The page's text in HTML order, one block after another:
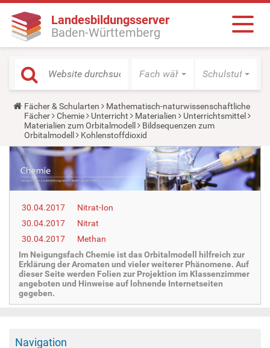
Landesbildungsserver
Baden-Württemberg
Fach wählen Schulstufe
Y
o
u
a
r
e
h
e
r
e
Fächer & Schularten
Mathematisch-naturwissenschaftliche
Fächer
Chemie Unterricht Materialien
Unterrichtsmittel
Materialien zum Orbitalmodell
Bildsequenzen zum
Orbitalmodell
Kohlenstoffdioxid
30.04.2017
Nitrat-Ion
30.04.2017
Nitrat
30.04.2017
Methan
Im Neigungsfach Chemie ist das Orbitalmodell hilfreich zur
Erklärung der Aromaten und vieler weiterer Phänomene. Auf
dieser Seite werden Folien zur Projektion im Klassenzimmer
angeboten und Hinweise auf lohnende Internetseiten
gegeben.
Navigation